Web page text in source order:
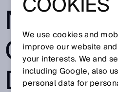
N :
GAZ ET
DES
We use cookies and
improve our website
your interests. We and
including Google, also
personal data for